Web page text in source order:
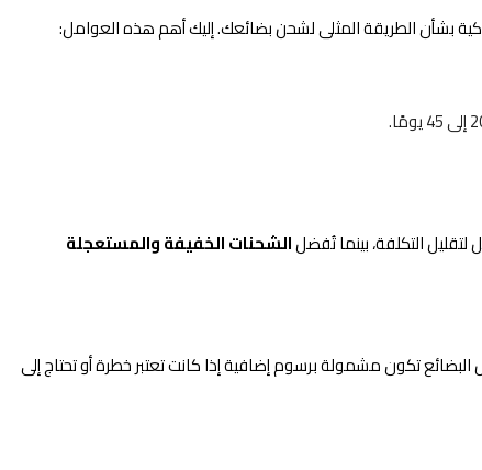
بشأن الطريقة المثلى لشحن بضائعك. إليك أهم هذه العوامل:
لتقليل التكلفة، بينما تُفضلالشحنات الخفيفة والمستعجلة
تكون مشمولة برسوم إضافية إذا كانت تعتبر خطرة أو تحتاج إلى